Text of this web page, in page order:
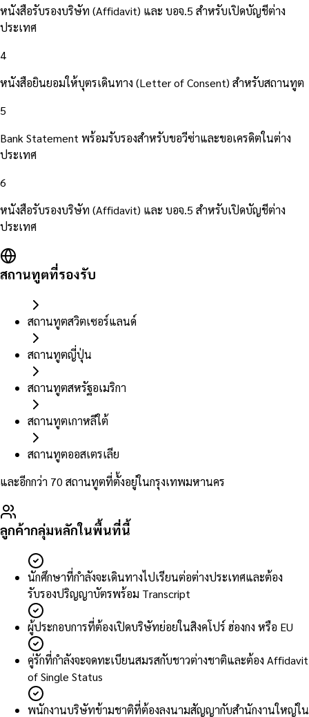
หนังสือรับรองบริษัท (Affidavit) และ บอจ.5 สำหรับเปิดบัญชีต่าง
ประเทศ
4
หนังสือยินยอมให้บุตรเดินทาง (Letter of Consent) สำหรับสถานทูต
5
Bank Statement พร้อมรับรองสำหรับขอวีซ่าและขอเครดิตในต่าง
ประเทศ
6
หนังสือรับรองบริษัท (Affidavit) และ บอจ.5 สำหรับเปิดบัญชีต่าง
ประเทศ
สถานทูตที่รองรับ
สถานทูตสวิตเซอร์แลนด์
สถานทูตญี่ปุ่น
สถานทูตสหรัฐอเมริกา
สถานทูตเกาหลีใต้
สถานทูตออสเตรเลีย
และอีกกว่า 70 สถานทูตที่ตั้งอยู่ในกรุงเทพมหานคร
ลูกค้ากลุ่มหลักในพื้นที่นี้
นักศึกษาที่กำลังจะเดินทางไปเรียนต่อต่างประเทศและต้อง
รับรองปริญญาบัตรพร้อม Transcript
ผู้ประกอบการที่ต้องเปิดบริษัทย่อยในสิงคโปร์ ฮ่องกง หรือ EU
คู่รักที่กำลังจะจดทะเบียนสมรสกับชาวต่างชาติและต้อง Affidavit
of Single Status
พนักงานบริษัทข้ามชาติที่ต้องลงนามสัญญากับสำนักงานใหญ่ใน